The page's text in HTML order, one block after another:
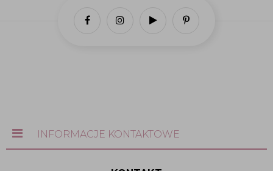
INFORMACJE KONTAKTOWE